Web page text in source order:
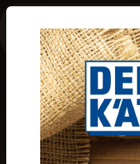
F.POR,
F.ADALÉK
Főoldal
Termékeink
F.por, F.adalék